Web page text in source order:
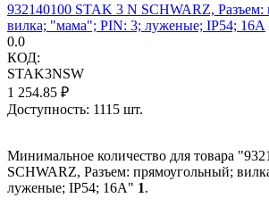
932140100 STAK 3 N SCHWARZ, Разъем:
вилка; "мама"; PIN: 3; луженые; IP54; 16А
0.0
КОД:
STAK3NSW
1 254.85 ₽
Доступность: 1115 шт.
Минимальное количество для товара
SCHWARZ, Разъем: прямоугольный;
луженые; IP54; 16А" 1.